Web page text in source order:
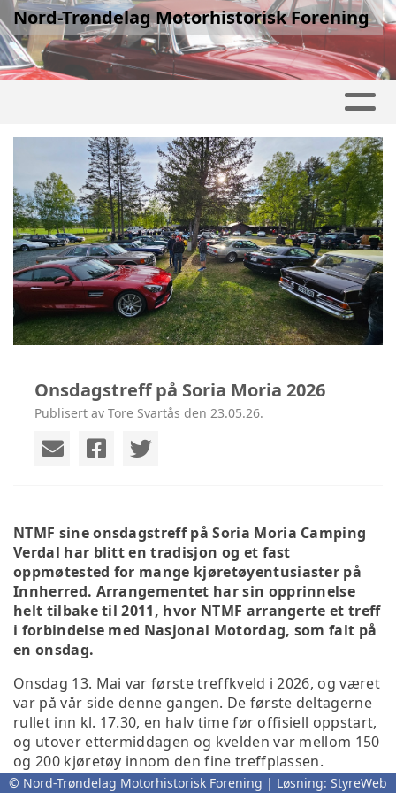
Nord-Trøndelag Motorhistorisk Forening
Onsdagstreff på Soria Moria 2026
Publisert av Tore Svartås den 23.05.26.
NTMF sine onsdagstreff på Soria Moria Camping
Verdal har blitt en tradisjon og et fast
oppmøtested for mange kjøretøyentusiaster på
Innherred. Arrangementet har sin opprinnelse
helt tilbake til 2011, hvor NTMF arrangerte et treff
i forbindelse med Nasjonal Motordag, som falt på
en onsdag.
Onsdag 13. Mai var første treffkveld i 2026, og været
var på vår side denne gangen. De første deltagerne
rullet inn kl. 17.30, en halv time før offisiell oppstart,
og utover ettermiddagen og kvelden var mellom 150
og 200 kjøretøy innom den fine treffplassen.
Onsdagstreffene våre er åpne for alle
© Nord-Trøndelag Motorhistorisk Forening | Løsning: StyreWeb